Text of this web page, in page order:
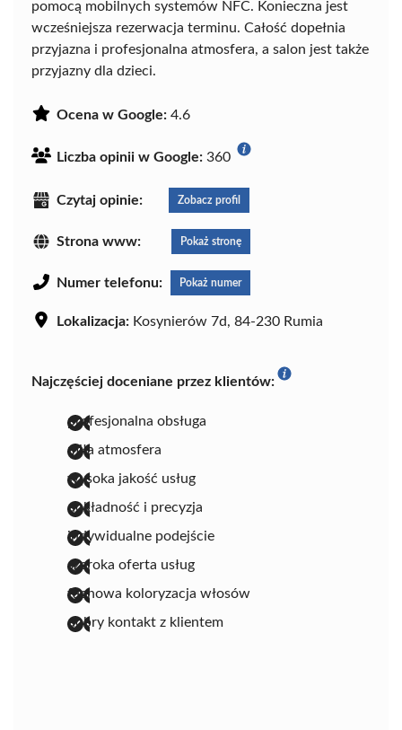
pomocą mobilnych systemów NFC. Konieczna jest
wcześniejsza rezerwacja terminu. Całość dopełnia
przyjazna i profesjonalna atmosfera, a salon jest także
przyjazny dla dzieci.
Ocena w Google: 4.6
Liczba opinii w Google: 360
Czytaj opinie: Zobacz profil
Strona www: Pokaż stronę
Numer telefonu: Pokaż numer
Lokalizacja: Kosynierów 7d, 84-230 Rumia
Najczęściej doceniane przez klientów:
profesjonalna obsługa
miła atmosfera
wysoka jakość usług
dokładność i precyzja
indywidualne podejście
szeroka oferta usług
fachowa koloryzacja włosów
dobry kontakt z klientem